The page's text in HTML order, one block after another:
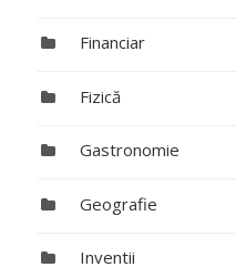
Financiar
Fizică
Gastronomie
Geografie
Inventii